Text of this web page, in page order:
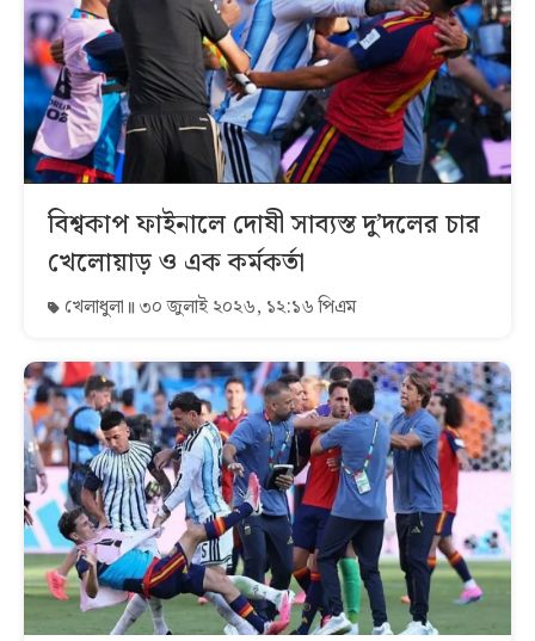
বিশ্বকাপ ফাইনালে দোষী সাব্যস্ত দু’দলের চার
খেলোয়াড় ও এক কর্মকর্তা
খেলাধুলা ৩০ জুলাই ২০২৬, ১২:১৬ পিএম